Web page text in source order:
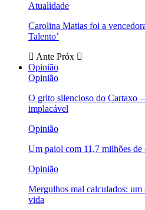
Atualidade
Carolina Matias foi a
Talento’
Ante Próx
Opinião
Opinião
O grito silencioso do Cartaxo
implacável
Opinião
Um paiol com 11,7 milhões de
Opinião
Mergulhos mal calculados: um
vida